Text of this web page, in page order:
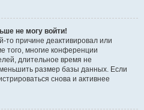
не могу войти!
то причине деактивировал или
того, многие конференции
длительное время не
размер базы данных. Если
снова и активнее